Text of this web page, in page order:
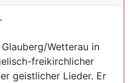
Wetterau in
freikirchlicher
geistlicher Lieder. Er